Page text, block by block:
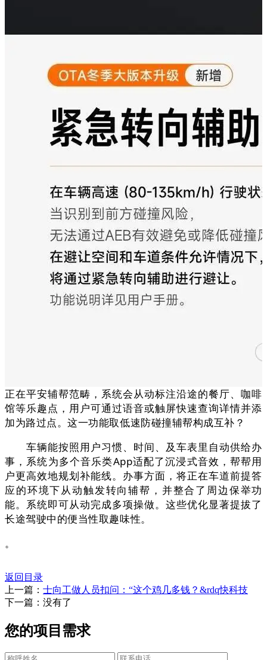
正在平安辅帮范畴，系统会从动标注沿途的餐厅、咖啡
馆等乐趣点，用户可通过语音或触屏快速查询详情并添
加为路过点。这一功能取低速防碰撞辅帮构成互补？
车辆能按照用户习惯、时间、及车表里自动供给办
事，系统为多个音乐类App适配了沉浸式音效，帮帮用
户更高效地规划补能线。办事方面，将正在车道前提答
应的环境下从动触发转向辅帮，并整合了周边保举功
能。系统即可从动完成多项操做。这些优化显著提拔了
长途驾驶中的便当性取趣味性。
。
返回目录
上一篇： 士向工做人员扣问：“这个鸡几多钱？&rdq快科技
下一篇：没有了
您的项目需求